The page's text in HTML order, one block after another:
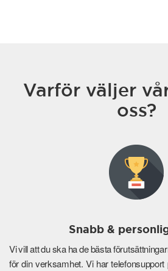
Varför väljer
oss?
Snabb &
Vi vill att du ska ha de bästa
för din verksamhet. Vi har telefonsupport